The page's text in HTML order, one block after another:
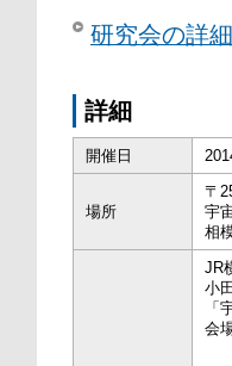
研究会の詳
詳細
開催日
場所
〒
宇
相
JR
小
「
会